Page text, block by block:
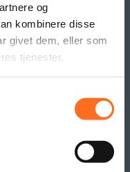
og
kombinere disse
givet dem, eller som
tjenester.